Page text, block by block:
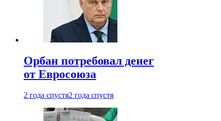
Орбан потребовал денег
от Евросоюза
2 года спустя2 года спустя